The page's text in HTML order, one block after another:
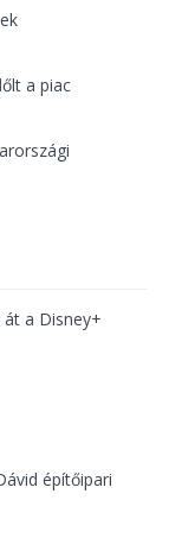
a piac
a Disney+
építőipari